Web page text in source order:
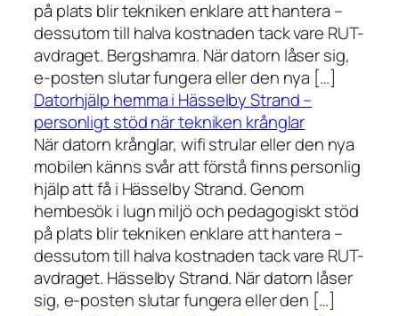
på plats blir tekniken enklare att hantera –
dessutom till halva kostnaden tack vare RUT-
avdraget. Bergshamra. När datorn låser sig,
e-posten slutar fungera eller den nya […]
Datorhjälp hemma i Hässelby Strand –
personligt stöd när tekniken krånglar
När datorn krånglar, wifi strular eller den nya
mobilen känns svår att förstå finns personlig
hjälp att få i Hässelby Strand. Genom
hembesök i lugn miljö och pedagogiskt stöd
på plats blir tekniken enklare att hantera –
dessutom till halva kostnaden tack vare RUT-
avdraget. Hässelby Strand. När datorn låser
sig, e-posten slutar fungera eller den […]